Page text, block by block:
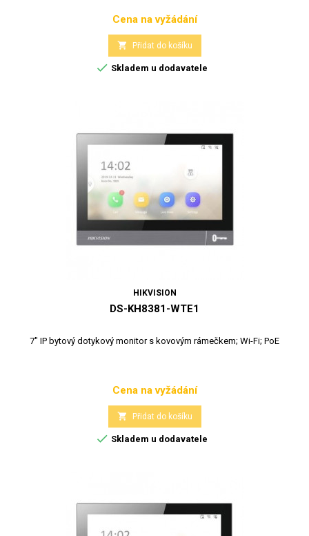
Cena
Cena na vyžádání
 Přidat do košíku
 Skladem u dodavatele
HIKVISION
DS-KH8381-WTE1
7" IP bytový dotykový monitor s kovovým rámečkem; Wi-Fi; PoE
Cena
Cena na vyžádání
 Přidat do košíku
 Skladem u dodavatele